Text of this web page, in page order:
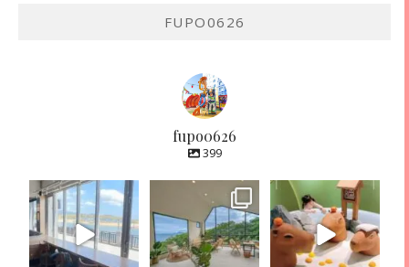
FUPO0626
fupo0626
399